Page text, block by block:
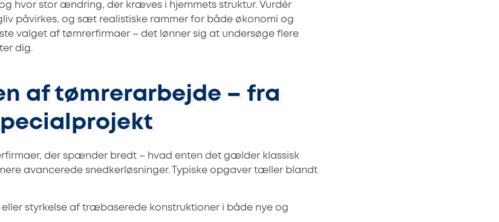
hvor stor ændring, der kræves i hjemmets struktur. Vurdér
påvirkes, og sæt realistiske rammer for både økonomi og
valget af tømrerfirmaer – det lønner sig at undersøge flere
dig.
af tømrerarbejde – fra
der spænder bredt – hvad enten det gælder klassisk
avancerede snedkerløsninger. Typiske opgaver tæller blandt
styrkelse af træbaserede konstruktioner i både nye og